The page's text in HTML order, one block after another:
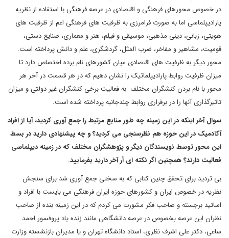
در خصوص محورهای فرهنگی و اقتصادی در عرصه فرهنگی با استفاده از نظریه
پارادیپلماسی اما به صورت فرامرزی به ظرفیت های فرهنگی اعم از ظرفیت های
هویتی، زبانی، دینی مذهبی، موسیقی و فیلم، هنر و معماری، صنایع دستی،
قومیت، مشاهیر و مفاخر، ضرب المثل، گردشگری، علم و دانش پرداخته است.
محور دیگر به ظرفیت های اقتصادی میان کشورهای نام برده اختصاص دارد تا
میزان ظرفیت روابط پارادیپلماتیک را نشان دهیم که در هر قسمت در آخر هر
محور با نام بردن کنشگران مختلف به فعالیت برخی کنشگران غیر دولتی و میزان
تاثیرگذاری آنها را در برقراری روابط چندجانبه پرداخته شده است.
سوال آخر اینکه در این زمینه چه طور منابع مرتبط را جمع آوری کردید، آیا از افراد
آکادمیک در این حوزه هم نظرسنجی می کردید؟ و چه پیشنهادی دارید در بسط
این محور توسط نویسندگان دیگر و پژوهشگران مختلف که در زمینه دیپلماسی
فعالیت دارند؟ همچنین اگر نکته ای أر آخر دارید بفرمایید.
بی تردید برای تحقق چنین کتابی که به سختی جمع آوری شد برای سنجش
نظریه در خصوص ایران و کشورهای حوزه ایران فرهنگی می بایست با افراد و
اساتید برجسته و صاحب فکر مشورت می کردم که در این زمینه بنده از صاحب
نظران این عرصه بخصوص در عرصه دانشگاهی مانند زنده یاد پروفسور احمد
ساعی، دکتر علی اشرف نظری، استاد دانشگاه تهران و یا مدیران بازنشسته وزارت